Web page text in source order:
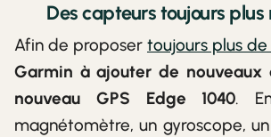
Des capteurs toujours
Afin de proposer toujours plus
Garmin à ajouter de nouveaux
nouveau GPS Edge 1040.
magnétomètre, un gyroscope,